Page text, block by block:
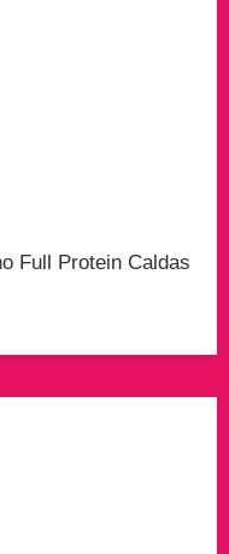
Full Protein Caldas